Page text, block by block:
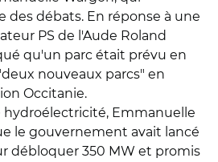
des débats. En réponse à une
PS de l'Aude Roland
qu'un parc était prévu en
nouveaux parcs" en
Occitanie.
Emmanuelle
le gouvernement avait lancé
débloquer 350 MW et promis